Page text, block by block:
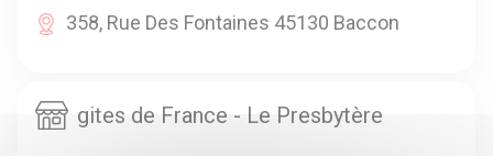
358, Rue Des Fontaines 45130 Baccon
gites de France - Le Presbytère